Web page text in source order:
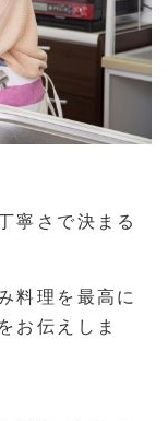
寧さで決まる
料理を最高に
お伝えしま